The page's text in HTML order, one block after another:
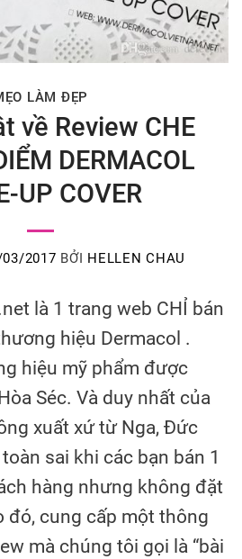
LÀM ĐẸP
về Review CHE
DERMACOL
UP COVER
2017 BỞI HELLEN CHAU
là 1 trang web CHỈ bán
hiệu Dermacol .
hiệu mỹ phẩm được
Séc. Và duy nhất của
xuất xứ từ Nga, Đức
sai khi các bạn bán 1
hàng nhưng không đặt
đó, cung cấp một thông
mà chúng tôi gọi là “bài